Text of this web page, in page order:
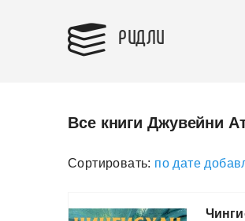
РИДЛИ
Все книги Джувейни
Сортировать: по дате